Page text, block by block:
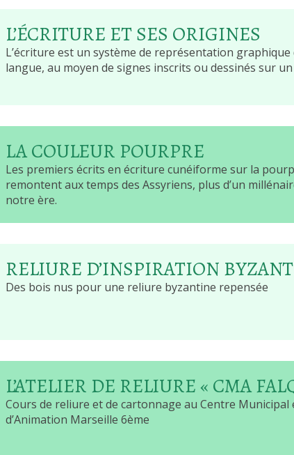
L’ÉCRITURE ET SES ORIGINES
L’écriture est un système de représentation graphique
langue, au moyen de signes inscrits ou dessinés sur
LA COULEUR POURPRE
Les premiers écrits en écriture cunéiforme sur la
remontent aux temps des Assyriens, plus d’un
notre ère.
RELIURE D’INSPIRATION
Des bois nus pour une reliure byzantine repensée
L’ATELIER DE RELIURE « CMA
Cours de reliure et de cartonnage au Centre Municipal
d’Animation Marseille 6ème